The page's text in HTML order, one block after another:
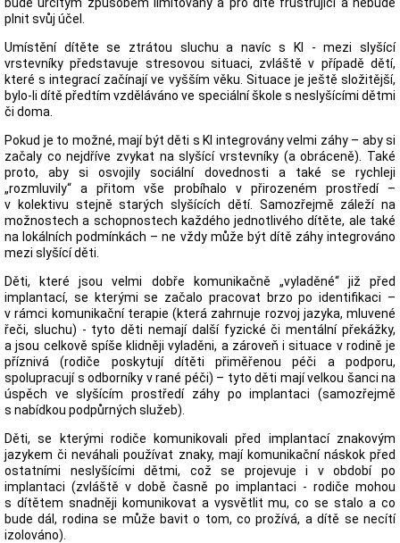
plnit svůj účel.
Umístění dítěte se ztrátou sluchu a navíc s KI - mezi slyšící
vrstevníky představuje stresovou situaci, zvláště v případě dětí,
které s integrací začínají ve vyšším věku. Situace je ještě složitější,
bylo-li dítě předtím vzděláváno ve speciální škole s neslyšícími dětmi
či doma.
Pokud je to možné, mají být děti s KI integrovány velmi záhy – aby si
začaly co nejdříve zvykat na slyšící vrstevníky (a obráceně). Také
proto, aby si osvojily sociální dovednosti a také se rychleji
„rozmluvily“ a přitom vše probíhalo v přirozeném prostředí –
v kolektivu stejně starých slyšících dětí. Samozřejmě záleží na
možnostech a schopnostech každého jednotlivého dítěte, ale také
na lokálních podmínkách – ne vždy může být dítě záhy integrováno
mezi slyšící děti.
Děti, které jsou velmi dobře komunikačně „vyladěné“ již před
implantací, se kterými se začalo pracovat brzo po identifikaci –
v rámci komunikační terapie (která zahrnuje rozvoj jazyka, mluvené
řeči, sluchu) - tyto děti nemají další fyzické či mentální překážky,
a jsou celkově spíše klidněji vyladěni, a zároveň i situace v rodině je
příznivá (rodiče poskytují dítěti přiměřenou péči a podporu,
spolupracují s odborníky v rané péči) – tyto děti mají velkou šanci na
úspěch ve slyšícím prostředí záhy po implantaci (samozřejmě
s nabídkou podpůrných služeb).
Děti, se kterými rodiče komunikovali před implantací znakovým
jazykem či neváhali používat znaky, mají komunikační náskok před
ostatními neslyšícími dětmi, což se projevuje i v období po
implantaci (zvláště v době časně po implantaci - rodiče mohou
s dítětem snadněji komunikovat a vysvětlit mu, co se stalo a co
bude dál, rodina se může bavit o tom, co prožívá, a dítě se necítí
izolováno).